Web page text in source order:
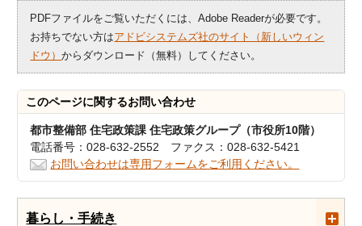
PDFファイルをご覧いただくには、Adobe Readerが必要です。
お持ちでない方はアドビシステムズ社のサイト（新しいウィン
ドウ）からダウンロード（無料）してください。
このページに関するお問い合わせ
都市整備部 住宅政策課 住宅政策グループ（市役所10階）
電話番号：028-632-2552 ファクス：028-632-5421
お問い合わせは専用フォームをご利用ください。
暮らし・手続き